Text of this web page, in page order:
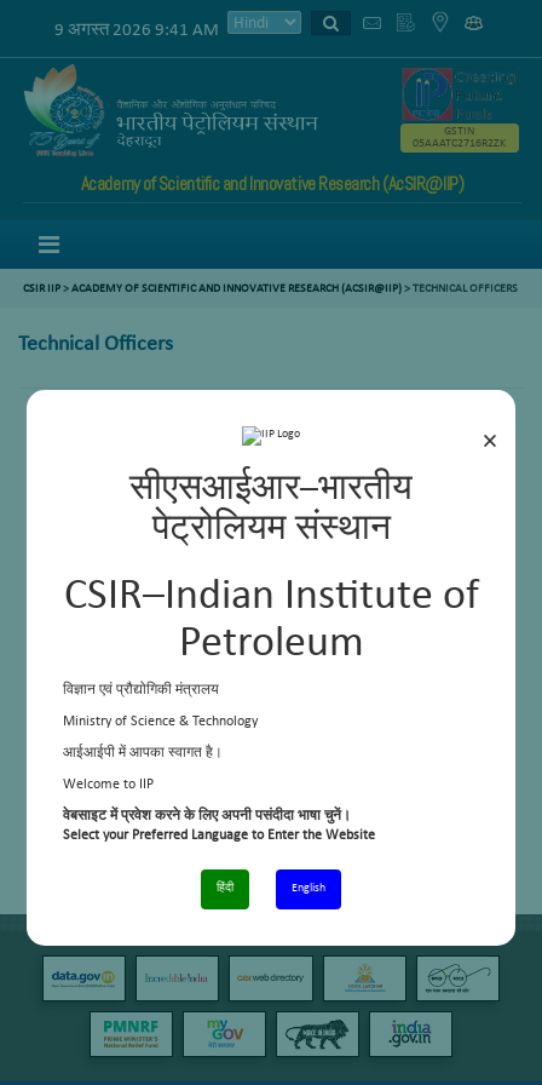
×
सीएसआईआर–भारतीय
पेट्रोलियम संस्थान
CSIR–Indian Institute of
Petroleum
विज्ञान एवं प्रौद्योगिकी मंत्रालय
Ministry of Science & Technology
आईआईपी में आपका स्वागत है।
Welcome to IIP
वेबसाइट में प्रवेश करने के लिए अपनी पसंदीदा भाषा चुनें।
Select your Preferred Language to Enter the Website
हिंदी English
9 अगस्त 2026 9:41 AM
Academy of Scientific and Innovative Research (AcSIR@IIP)
GSTIN
05AAATC2716R2ZK
CSIR IIP>ACADEMY OF SCIENTIFIC AND INNOVATIVE RESEARCH (ACSIR@IIP)> TECHNICAL OFFICERS
Technical Officers